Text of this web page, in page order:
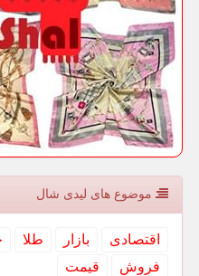
موضوع های لیدی شال
اقتصادی بازار طلا
فروش
قیمت